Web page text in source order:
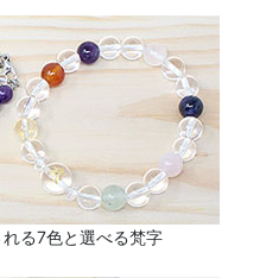
る7色と選べる梵字